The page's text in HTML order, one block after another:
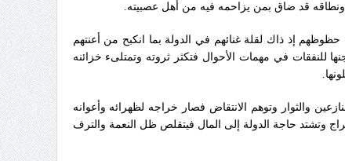
ونطاقه قد ضاق بمن يزاحمه فيه من أهل عصبيته‏.‏
إذ ذاك لقلة غنائهم في الدولة بما انكبح من أعنتهم
للنفقات في مهمات الأحوال فتكثر ثروته وتمتلىء خزائنه
والثوار وتوهم الانتقاض فصار خراجه لظهرائه وأعوانه
وتشتد حاجة الدولة إلى المال فيتقلص ظل النعمة والترف